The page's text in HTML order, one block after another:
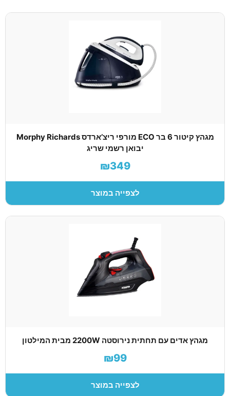
מגהץ קיטור 6 בר ECO מורפי ריצ’ארדס Morphy Richards
יבואן רשמי שריג
₪349
לצפייה במוצר
מגהץ אדים עם תחתית נירוסטה 2200W מבית המילטון
₪99
לצפייה במוצר